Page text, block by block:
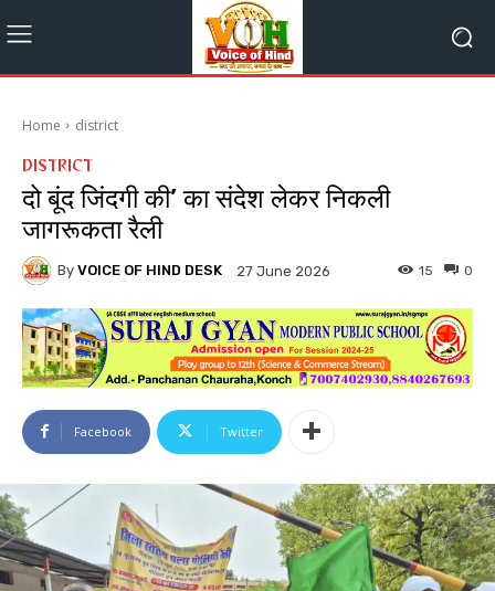
Home district
DISTRICT
दो बूंद जिंदगी की’ का संदेश लेकर निकली
जागरूकता रैली
By VOICE OF HIND DESK 27 June 2026 0
15
Facebook Twitter